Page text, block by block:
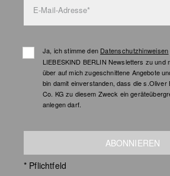
E-Mail-Adresse*
Ja, ich stimme den Datenschutzhinweisen
LIEBESKIND BERLIN Newsletters zu und
über auf mich zugeschnittene Angebote
bin damit einverstanden, dass die s.Oliver
Co. KG zu diesem Zweck ein
anlegen darf.
ABONNIEREN
* Pflichtfeld